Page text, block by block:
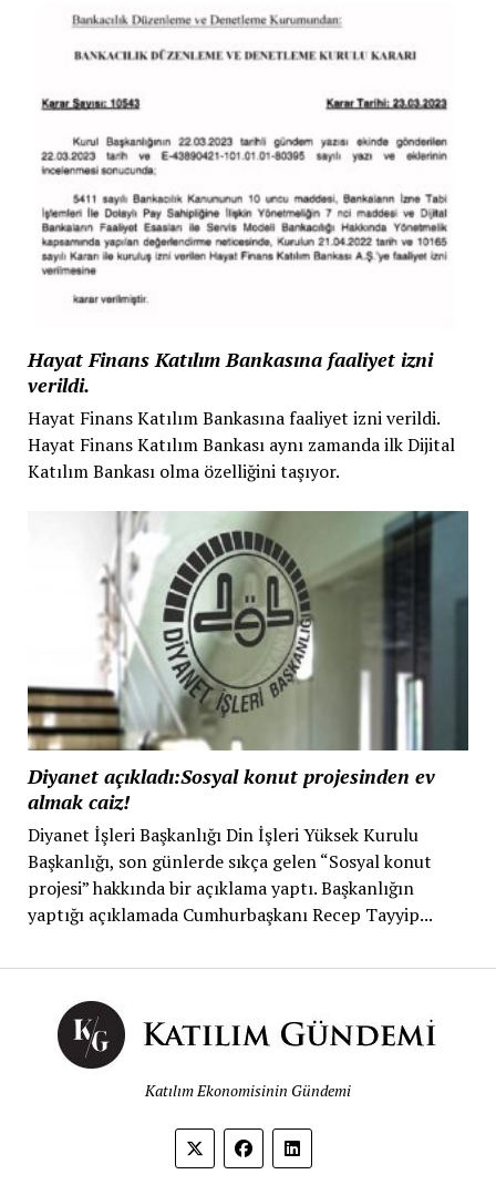
Hayat Finans Katılım Bankasına faaliyet izni
verildi.
Hayat Finans Katılım Bankasına faaliyet izni verildi.
Hayat Finans Katılım Bankası aynı zamanda ilk Dijital
Katılım Bankası olma özelliğini taşıyor.
Diyanet açıkladı:Sosyal konut projesinden ev
almak caiz!
Diyanet İşleri Başkanlığı Din İşleri Yüksek Kurulu
Başkanlığı, son günlerde sıkça gelen “Sosyal konut
projesi” hakkında bir açıklama yaptı. Başkanlığın
yaptığı açıklamada Cumhurbaşkanı Recep Tayyip...
Katılım Ekonomisinin Gündemi